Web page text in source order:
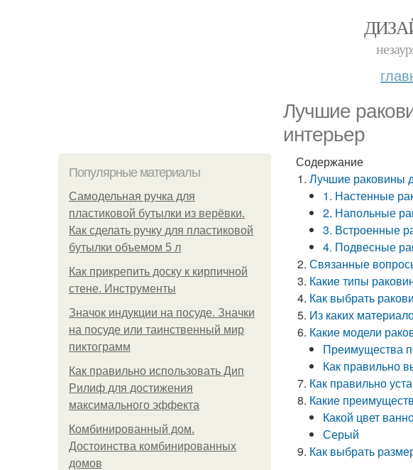
Лучшие
интерьер
Популярные материалы
Самодельная ручка для
пластиковой бутылки из верёвки.
Как сделать ручку для пластиковой
бутылки объемом 5 л
Как прикрепить доску к кирпичной
стене. Инструменты
Значок индукции на посуде. Значки
на посуде или таинственный мир
пиктограмм
Как правильно использовать Дип
Рилиф для достижения
максимального эффекта
Комбинированный дом.
Достоинства комбинированных
домов
Содержание
Лучшие раковины
1. Настенные
2. Напольные
3. Встроенные
4. Подвесные
Связанные
Какие типы
Как выбрать
Из каких
Какие модели
Преимущества
Как правильно
Как правильно
Какие
Какой цвет
Серый
Как выбрать